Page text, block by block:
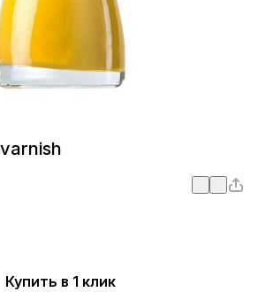
Купить в 1 клик